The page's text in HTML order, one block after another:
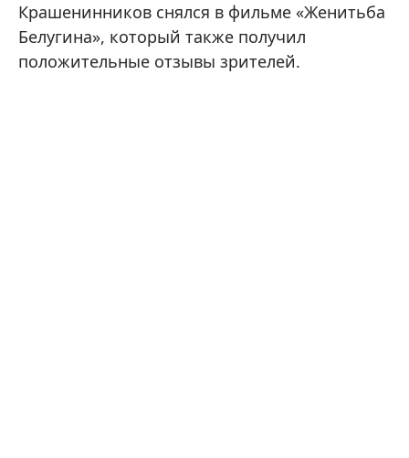
Крашенинников снялся в фильме «Женитьба
Белугина», который также получил
положительные отзывы зрителей.